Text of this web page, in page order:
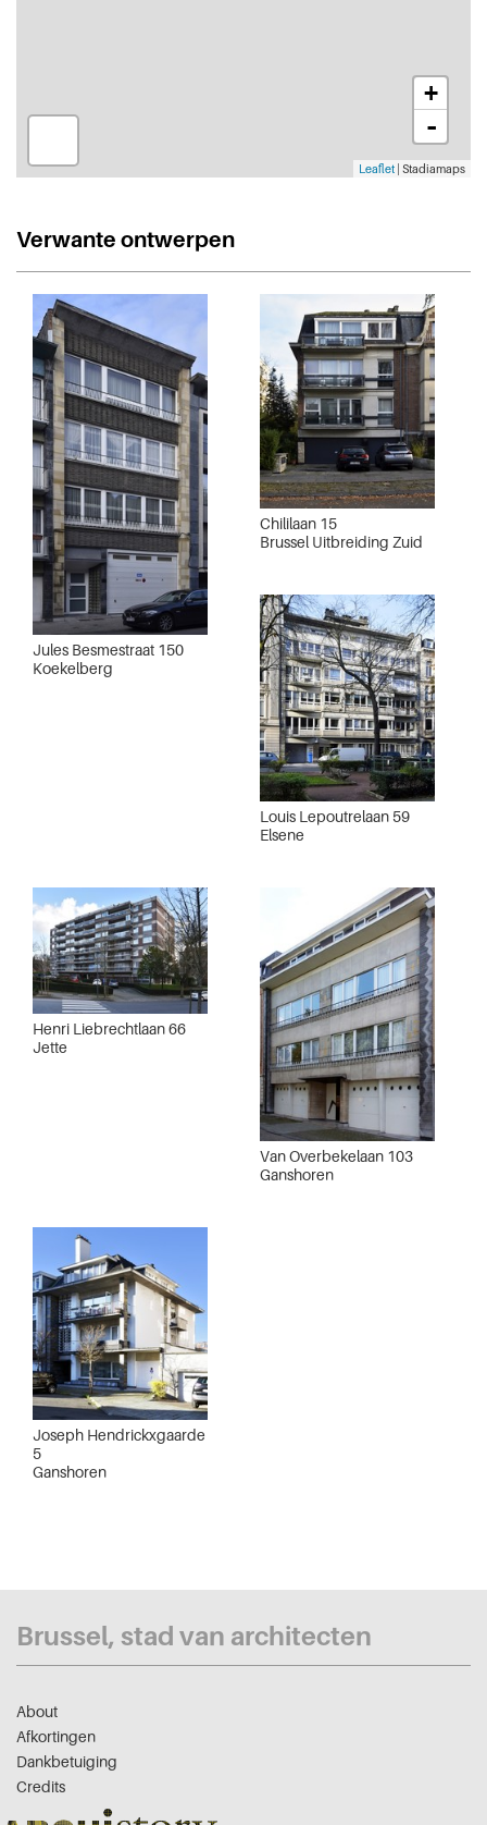
+
-
Leaflet | Stadiamaps
Verwante ontwerpen
Jules Besmestraat 150
Koekelberg
Chililaan 15
Brussel Uitbreiding Zuid
Louis Lepoutrelaan 59
Elsene
Henri Liebrechtlaan 66
Jette
Van Overbekelaan 103
Ganshoren
Joseph Hendrickxgaarde
5
Ganshoren
Brussel, stad van architecten
About
Afkortingen
Dankbetuiging
Credits